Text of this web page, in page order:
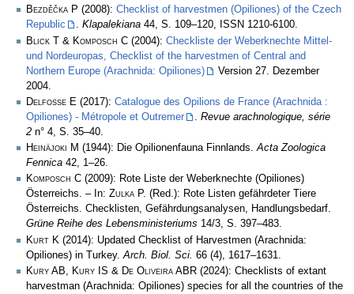
Bezděčka P (2008): Checklist of harvestmen (Opiliones) of the Czech
Republic
. Klapalekiana 44, S. 109–120, ISSN 1210-6100.
Blick T & Komposch C (2004): Checkliste der Weberknechte Mittel-
und Nordeuropas, Checklist of the harvestmen of Central and
Northern Europe (Arachnida: Opiliones)
Version 27. Dezember
2004.
Delfosse E (2017): Catalogue des Opilions de France (Arachnida :
Opiliones) - Métropole et Outremer
Revue arachnologique, série
2 n° 4, S. 35–40.
Heinäjoki M (1944): Die Opilionenfauna Finnlands.Acta Zoologica
Fennica 42, 1–26.
Komposch C (2009): Rote Liste der Weberknechte (Opiliones)
Österreichs. – In: Zulka P. (Red.): Rote Listen gefährdeter Tiere
Österreichs. Checklisten, Gefährdungsanalysen, Handlungsbedarf.
Grüne Reihe des Lebensministeriums 14/3, S. 397–483.
Kurt K (2014): Updated Checklist of Harvestmen (Arachnida:
Opiliones) in Turkey. Arch. Biol. Sci. 66 (4), 1617–1631.
Kury AB, Kury IS & De Oliveira ABR (2024): Checklists of extant
harvestman (Arachnida: Opiliones) species for all the countries of the